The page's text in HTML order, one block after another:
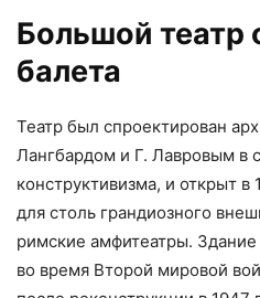
Большой театр
балета
Театр был спроектирован
Лангбардом и Г. Лавровым в
конструктивизма, и открыт
для столь грандиозного
римские амфитеатры.
во время Второй мировой